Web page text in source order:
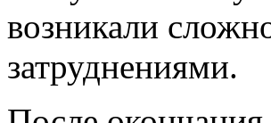
возникали
затруднениями.